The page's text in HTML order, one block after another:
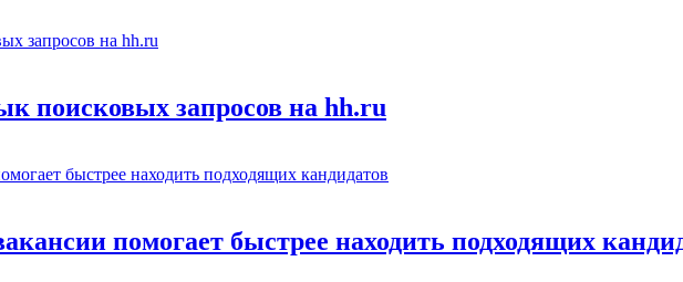
поисковых запросов на hh.ru
помогает быстрее находить подходящих